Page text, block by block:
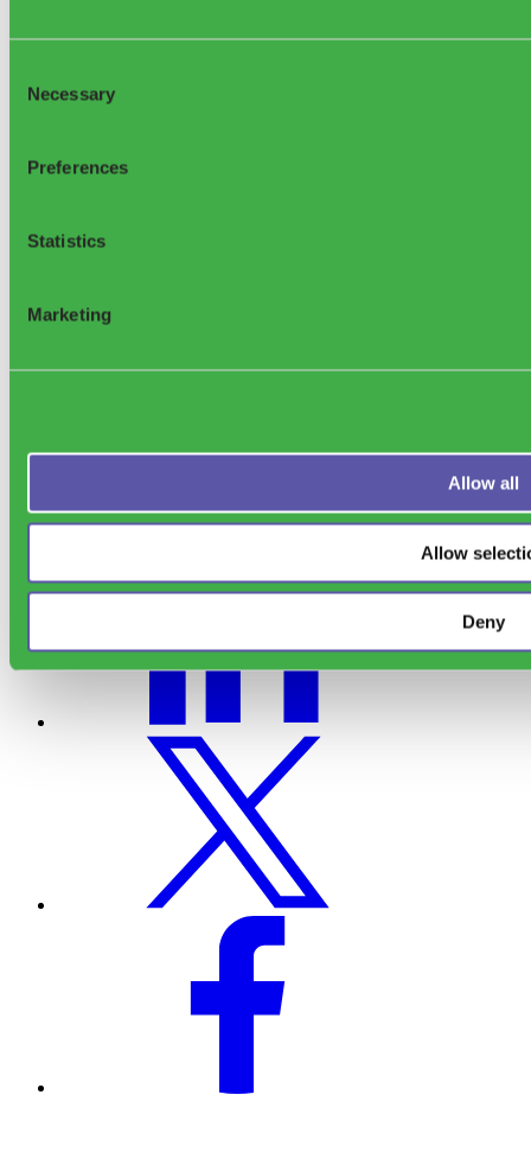
Selection
Necessary
Preferences
Statistics
Marketing
Allow all
Allow
Deny